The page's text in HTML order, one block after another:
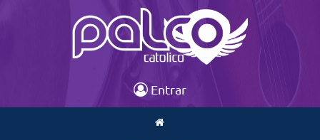
Entrar